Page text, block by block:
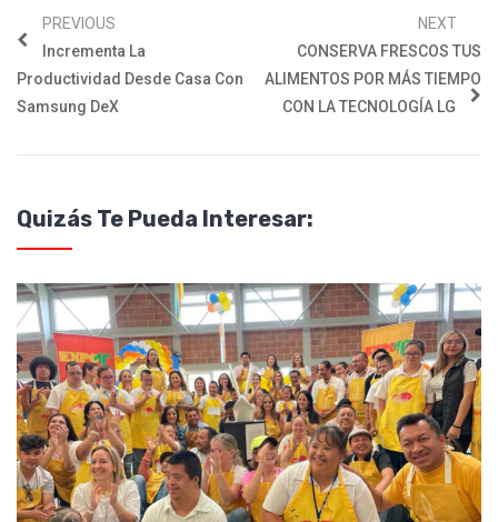
PREVIOUS
Incrementa La
Productividad Desde Casa Con
Samsung DeX
NEXT
CONSERVA FRESCOS TUS
ALIMENTOS POR MÁS TIEMPO
CON LA TECNOLOGÍA LG
Quizás Te Pueda Interesar: